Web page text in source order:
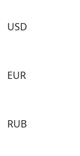
USD
EUR
RUB